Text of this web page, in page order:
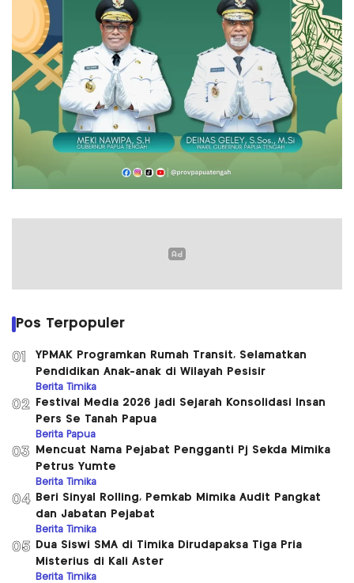
Pos Terpopuler
01
YPMAK Programkan Rumah Transit, Selamatkan
Pendidikan Anak-anak di Wilayah Pesisir
Berita Timika
02
Festival Media 2026 jadi Sejarah Konsolidasi Insan
Pers Se Tanah Papua
Berita Papua
03
Mencuat Nama Pejabat Pengganti Pj Sekda Mimika
Petrus Yumte
Berita Timika
04
Beri Sinyal Rolling, Pemkab Mimika Audit Pangkat
dan Jabatan Pejabat
Berita Timika
05
Dua Siswi SMA di Timika Dirudapaksa Tiga Pria
Misterius di Kali Aster
Berita Timika